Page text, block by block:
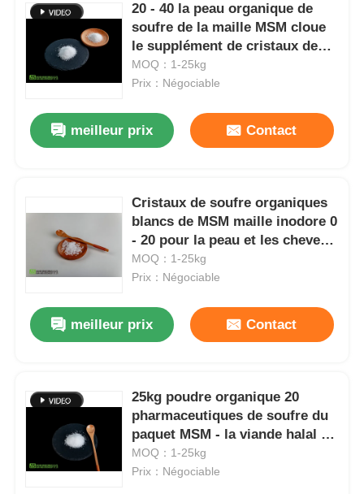
20 - 40 la peau organique de
soufre de la maille MSM cloue
le supplément de cristaux de
soufre de santé
MOQ：1-25kg
Prix：Négociable
meilleur prix Contact
Cristaux de soufre organiques
blancs de MSM maille inodore 0
- 20 pour la peau et les cheveux
d'ongles
MOQ：1-25kg
Prix：Négociable
meilleur prix Contact
25kg poudre organique 20
pharmaceutiques de soufre du
paquet MSM - la viande halal de
40 mailles a approuvé
MOQ：1-25kg
Prix：Négociable